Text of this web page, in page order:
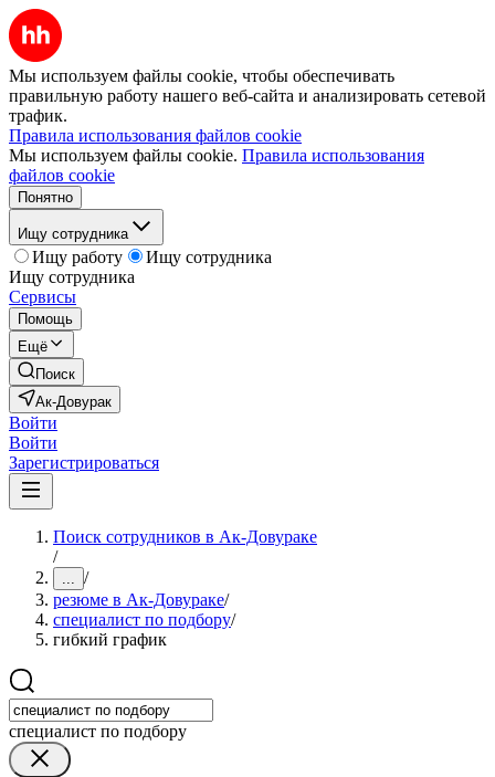
Мы используем файлы cookie, чтобы обеспечивать
правильную работу нашего веб-сайта и анализировать сетевой
трафик.
Правила использования файлов cookie
Мы используем файлы cookie. Правила использования
файлов cookie
Понятно
Ищу сотрудника
Ищу работу
Ищу сотрудника
Ищу сотрудника
Сервисы
Помощь
Ещё
Поиск
Ак-Довурак
Войти
Войти
Зарегистрироваться
Поиск сотрудников в Ак-Довураке
/
... /
резюме в Ак-Довураке/
специалист по подбору/
гибкий график
специалист по подбору